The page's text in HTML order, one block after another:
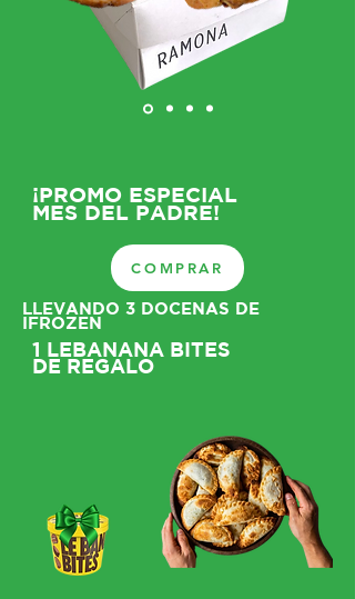
¡PROMO ESPECIAL
MES DEL PADRE!
COMPRAR
LLEVANDO 3 DOCENAS DE
IFROZEN
1 LEBANANA BITES
DE REGALO